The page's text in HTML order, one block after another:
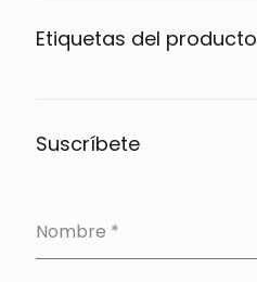
Etiquetas del producto
Suscríbete
Nombre *